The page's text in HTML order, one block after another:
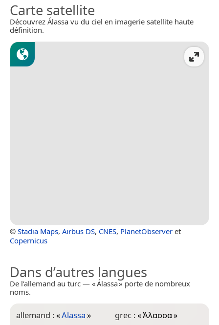
Carte satellite
Découvrez Álassa vu du ciel en imagerie satellite haute
définition.
© Stadia Maps, Airbus DS, CNES, PlanetObserver et
Copernicus
Dans d’autres langues
De l’allemand au turc — « Álassa » porte de nombreux
noms.
allemand :«Alassa»
grec :«Άλασσα»